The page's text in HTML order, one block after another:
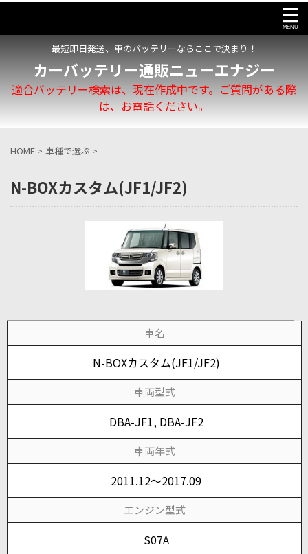
最短即日発送、車のバッテリーならここで決まり！
カーバッテリー通販ニューエナジー
適合バッテリー検索は、現在作成中です。ご質問がある際
は、お電話ください。
HOME > 車種で選ぶ >
N-BOXカスタム(JF1/JF2)
車名
N-BOXカスタム(JF1/JF2)
車両型式
DBA-JF1, DBA-JF2
車両年式
2011.12～2017.09
エンジン型式
S07A